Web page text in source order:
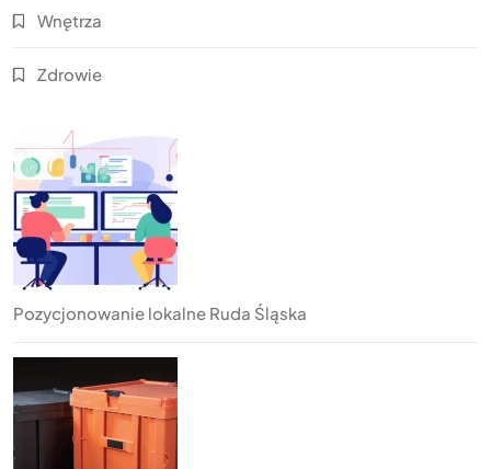
Wnętrza
Zdrowie
Pozycjonowanie lokalne Ruda Śląska